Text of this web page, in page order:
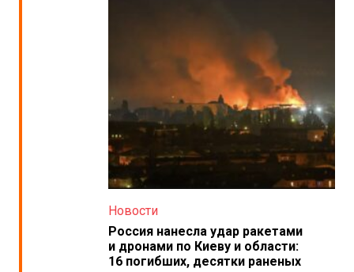
Новости
Россия нанесла удар ракетами
и дронами по Киеву и области:
16 погибших, десятки раненых